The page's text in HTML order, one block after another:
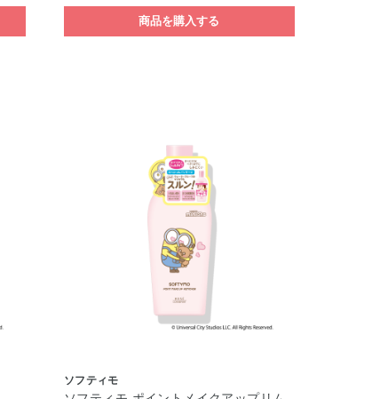
商品を購入する
ソフティモ